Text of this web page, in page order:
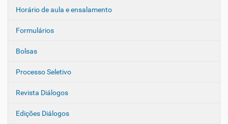
Horário de aula e ensalamento
Formulários
Bolsas
Processo Seletivo
Revista Diálogos
Edições Diálogos